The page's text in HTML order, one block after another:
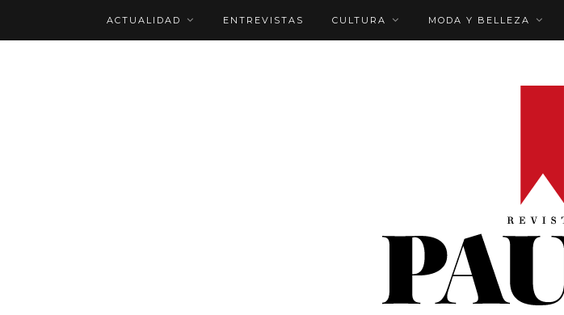
ACTUALIDAD ENTREVISTAS CULTURA MODA Y BELLEZA